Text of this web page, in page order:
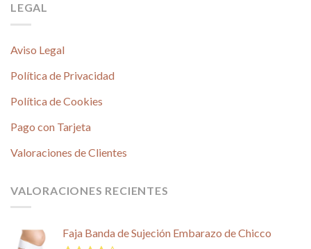
LEGAL
Aviso Legal
Política de Privacidad
Política de Cookies
Pago con Tarjeta
Valoraciones de Clientes
VALORACIONES RECIENTES
Faja Banda de Sujeción Embarazo de Chicco